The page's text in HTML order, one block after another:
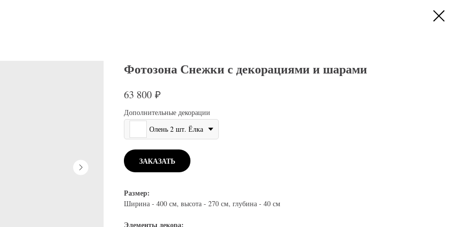
Фотозона Снежки с декорациями и шарами
63 800 ₽
Дополнительные декорации
Олень 2 шт. Ёлка
ЗАКАЗАТЬ
Размер:
Ширина - 400 см, высота - 270 см, глубина - 40 см
Элементы декора: